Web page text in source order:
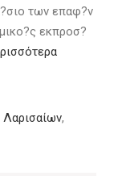
των επαφ?ν
εκπροσ?
,